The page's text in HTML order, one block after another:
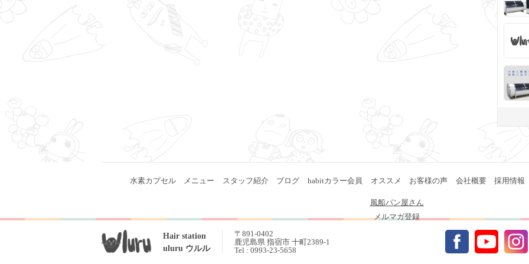
水素カプセル メニュー スタッフ紹介 ブログ habitカラー会員 オススメ お客様の声 会社概要 採用情報
メルマガ登録
風船パン屋さん
Hair station
uluru ウルル
〒891-0402
鹿児島県 指宿市 十町2389-1
Tel : 0993-23-5658